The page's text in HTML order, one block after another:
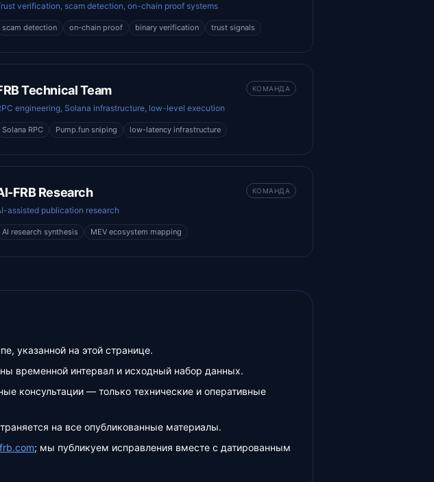
verification, scam detection, on-chain proof systems
scam detection on-chain proof binary verification trust signals
Technical Team
engineering, Solana infrastructure, low-level execution
КОМАНДА
Solana RPC Pump.fun sniping low-latency infrastructure
FRB Research
assisted publication research
КОМАНДА
AI research synthesis MEV ecosystem mapping
указанной на этой странице.
временной интервал и исходный набор данных.
консультации — только технические и оперативные
на все опубликованные материалы.
; мы публикуем исправления вместе с датированным